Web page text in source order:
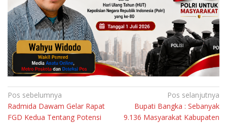
Navigasi
pos
Pos sebelumnya
Radmida Dawam Gelar Rapat
FGD Kedua Tentang Potensi
Pos selanjutnya
Bupati Bangka : Sebanyak
9.136 Masyarakat Kabupaten